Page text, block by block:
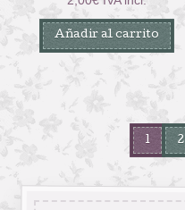
Añadir al carrito
1 2